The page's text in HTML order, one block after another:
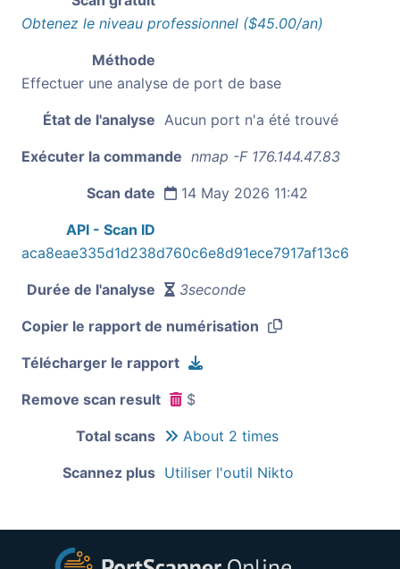
Obtenez le niveau professionnel ($45.00/an)
Méthode
Effectuer une analyse de port de base
État de l'analyse Aucun port n'a été trouvé
Exécuter la commande nmap -F 176.144.47.83
Scan date 14 May 2026 11:42
API - Scan ID
aca8eae335d1d238d760c6e8d91ece7917af13c6
Durée de l'analyse 3seconde
Copier le rapport de numérisation
Télécharger le rapport
Remove scan result $
Total scans About 2 times
Scannez plus Utiliser l'outil Nikto